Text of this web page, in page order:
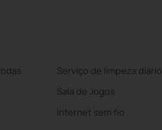
Serviço de limpeza diário
Sala de Jogos
Internet sem fio